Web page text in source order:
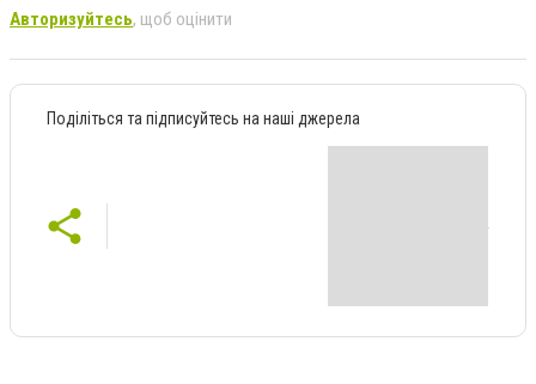
Авторизуйтесь, щоб оцінити
Поділіться та підписуйтесь на наші джерела